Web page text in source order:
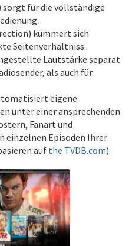
sorgt für die vollständige
kümmert sich
Seitenverhältniss .
Lautstärke separat
als auch für
eigene
unter einer ansprechenden
Fanart und
einzelnen Episoden Ihrer
auf the TVDB.com).